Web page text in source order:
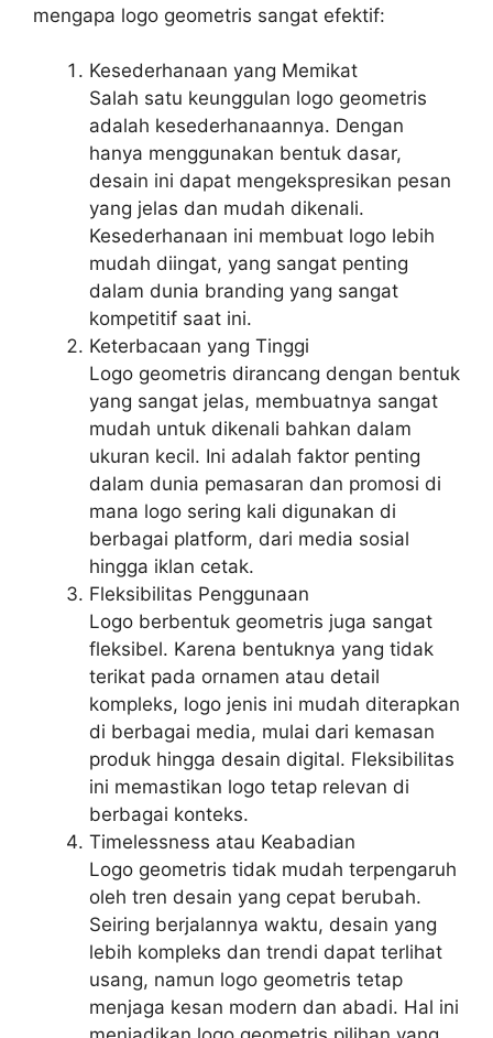
mengapa logo geometris sangat efektif:
Kesederhanaan yang Memikat
Salah satu keunggulan logo geometris
adalah kesederhanaannya. Dengan
hanya menggunakan bentuk dasar,
desain ini dapat mengekspresikan pesan
yang jelas dan mudah dikenali.
Kesederhanaan ini membuat logo lebih
mudah diingat, yang sangat penting
dalam dunia branding yang sangat
kompetitif saat ini.
Keterbacaan yang Tinggi
Logo geometris dirancang dengan bentuk
yang sangat jelas, membuatnya sangat
mudah untuk dikenali bahkan dalam
ukuran kecil. Ini adalah faktor penting
dalam dunia pemasaran dan promosi di
mana logo sering kali digunakan di
berbagai platform, dari media sosial
hingga iklan cetak.
Fleksibilitas Penggunaan
Logo berbentuk geometris juga sangat
fleksibel. Karena bentuknya yang tidak
terikat pada ornamen atau detail
kompleks, logo jenis ini mudah diterapkan
di berbagai media, mulai dari kemasan
produk hingga desain digital. Fleksibilitas
ini memastikan logo tetap relevan di
berbagai konteks.
Timelessness atau Keabadian
Logo geometris tidak mudah terpengaruh
oleh tren desain yang cepat berubah.
Seiring berjalannya waktu, desain yang
lebih kompleks dan trendi dapat terlihat
usang, namun logo geometris tetap
menjaga kesan modern dan abadi. Hal ini